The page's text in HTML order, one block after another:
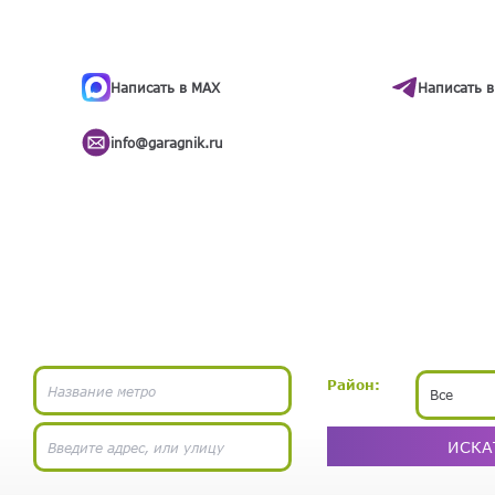
Написать в MAX Написать
info@garagnik.ru
Район:
Все